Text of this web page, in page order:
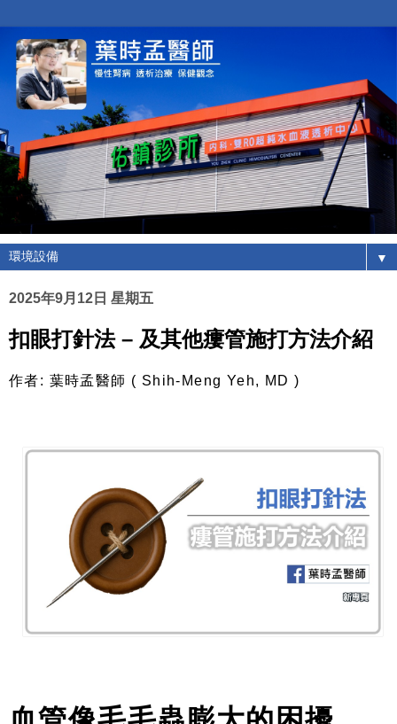
▼
2025年9月12日 星期五
扣眼打針法 – 及其他瘻管施打方法介紹
作者: 葉時孟醫師 ( Shih-Meng Yeh, MD )